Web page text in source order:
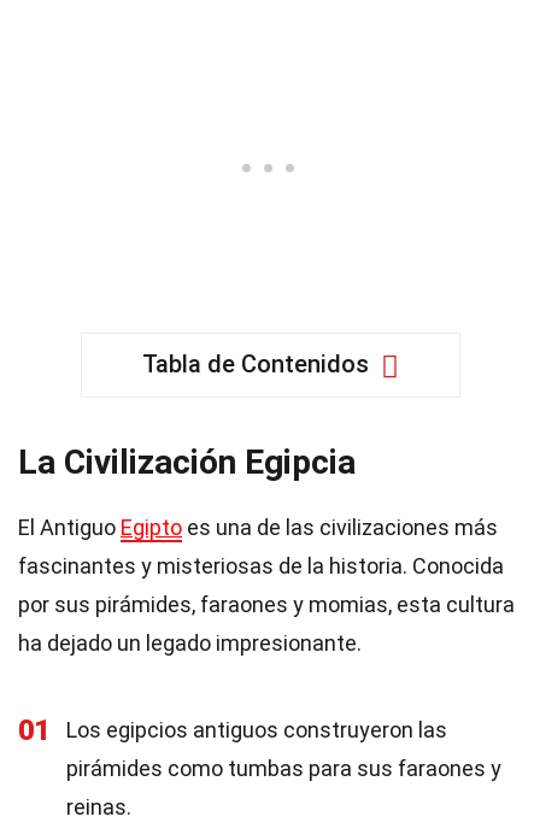
Tabla de Contenidos
La Civilización Egipcia
El Antiguo Egipto es una de las civilizaciones más
fascinantes y misteriosas de la historia. Conocida
por sus pirámides, faraones y momias, esta cultura
ha dejado un legado impresionante.
01
Los egipcios antiguos construyeron las
pirámides como tumbas para sus faraones y
reinas.